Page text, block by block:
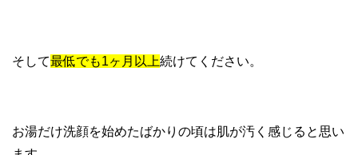
そして最低でも1ヶ月以上続けてください。
お湯だけ洗顔を始めたばかりの頃は肌が汚く感じると思い